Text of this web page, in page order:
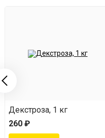
Декстроза, 1 кг
260 ₽